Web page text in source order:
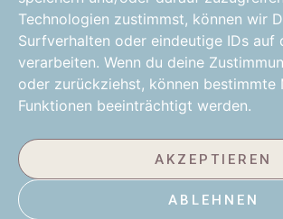
Technologien zustimmst, können wir
Surfverhalten oder eindeutige IDs auf
verarbeiten. Wenn du deine
oder zurückziehst, können bestimmte
Funktionen beeinträchtigt werden.
AKZEPTIEREN
ABLEHNEN